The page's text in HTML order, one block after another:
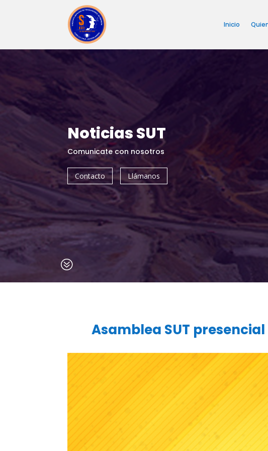
Inicio
Noticias SUT
Comunicate con nosotros
Contacto Llámanos
?
Asamblea SUT